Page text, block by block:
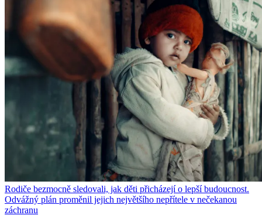
Rodiče bezmocně sledovali, jak děti přicházejí o lepší budoucnost.
Odvážný plán proměnil jejich největšího nepřítele v nečekanou
záchranu